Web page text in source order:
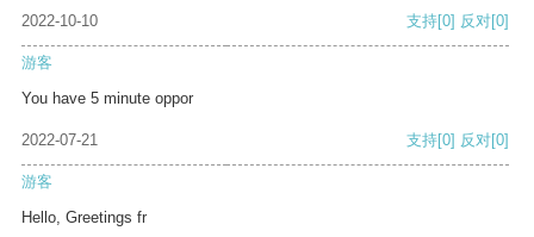
2022-10-10 支持[0] 反对[0]
游客
You have 5 minute oppor
2022-07-21 支持[0] 反对[0]
游客
Hello, Greetings fr